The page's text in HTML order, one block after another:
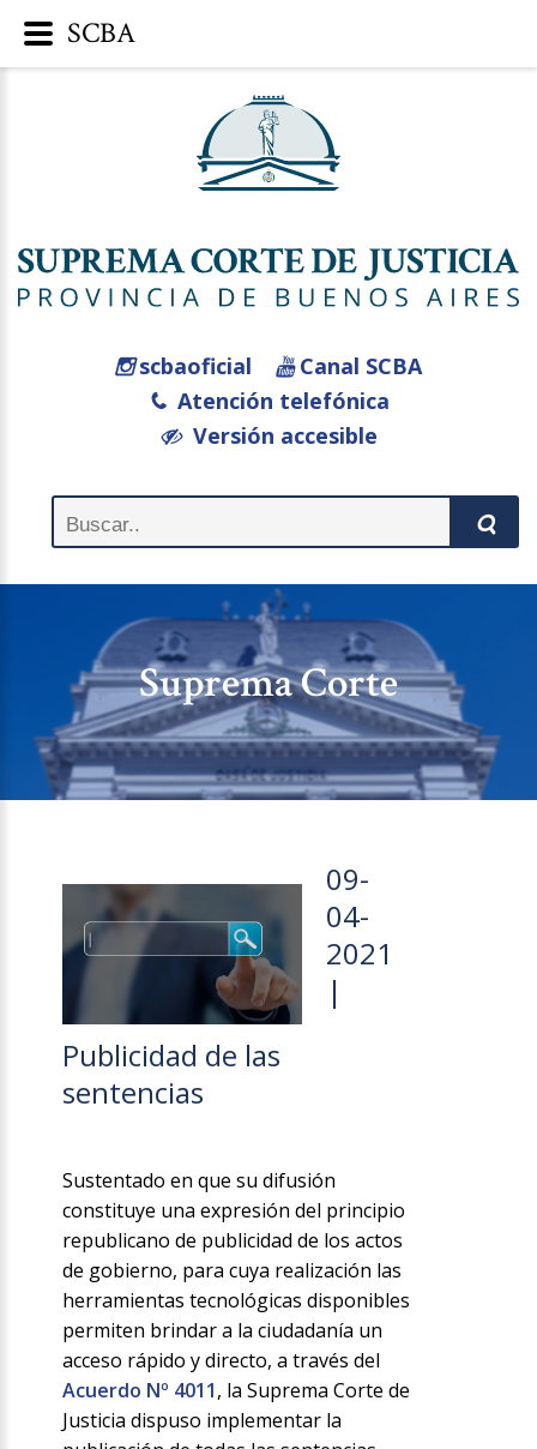
scbaoficial
Canal SCBA
Atención telefónica
Versión accesible
Suprema Corte
09-
04-
2021
|
Publicidad de las
sentencias
Sustentado en que su difusión
constituye una expresión del principio
republicano de publicidad de los actos
de gobierno, para cuya realización las
herramientas tecnológicas disponibles
permiten brindar a la ciudadanía un
acceso rápido y directo, a través del
Acuerdo Nº 4011, la Suprema Corte de
Justicia dispuso implementar la
SCBA